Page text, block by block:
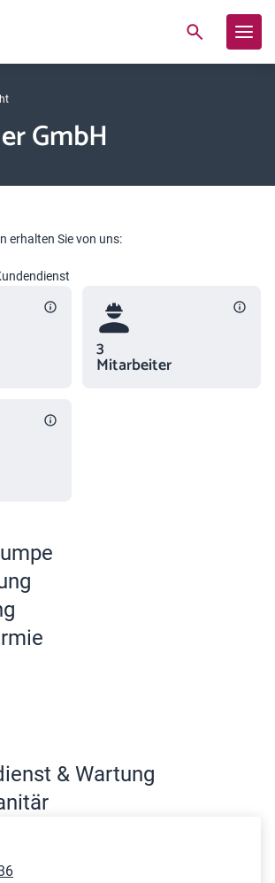
GmbH
erhalten Sie von uns:
3
Mitarbeiter
& Wartung